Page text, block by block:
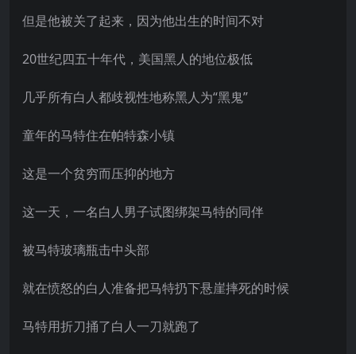
但是他被关了起来，因为他出生的时间不对
20世纪四五十年代，美国黑人的地位极低
几乎所有白人都歧视性地称黑人为“黑鬼”
童年的马特住在帕特森小镇
这是一个贫穷而压抑的地方
这一天，一名白人男子试图绑架马特的同伴
被马特玻璃瓶击中头部
就在愤怒的白人准备把马特扔下悬崖摔死的时候
马特用折刀捅了白人一刀就跑了